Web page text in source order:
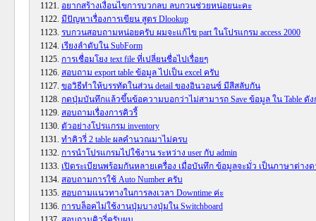
อยากสร้างเงื่อนไขการบวกลบ ลบกวนช่วยหน่อยนะคะ
มีปัญหาเรื่องการเขียน สูตร Dlookup
รบกวนสอบถามหน่อยครับ ผมจะแก้ไข part ในโปรแกรม access 2000
เรียงลำดับใน SubForm
การเชื่อมโยง text file ที่เปลี่ยนชื่อไปเรื่อยๆ
สอบถาม export table ข้อมูล ไปเป็น excel ครับ
ขอวิธีทำให้บรรทัดในส่วน detail ของอินวอนซ์ มีสีสลับกัน
กดปุ่มบันทึกแล้วขึ้นข้อความบอกว่าไม่สามารถ Save ข้อมูล ใน Table ดัง
สอบถามเรื่องการคิวรี้
ตัวอย่างโปรแกรม inventory
ทำคิวรี่ 2 table ผลคำนวณมาไม่ครบ
การนำโปรแกรมไปใช้งาน ระหว่าง user กับ admin
เปิดระเบียนพร้อมกันหลายเครื่อง เมื่อบันทึก ข้อมูลจะมั่ว เป็นภาษาต่างด
สอบถามการใช้ Auto Number ครับ
สอบถามแนวทางในการลงเวลา Downtime ค่ะ
การบล็อคไม่ใช้งานปุ่มบางปุ่มใน Switchboard